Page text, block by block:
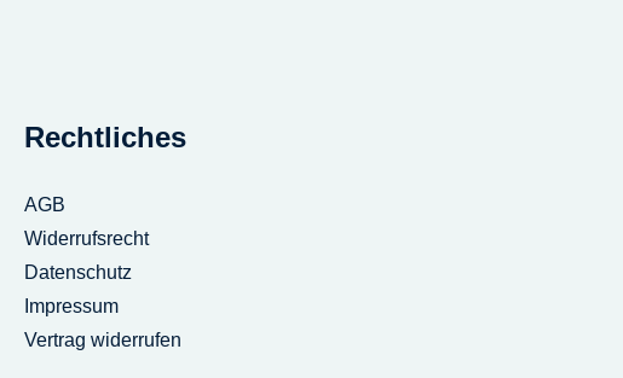
Rechtliches
AGB
Widerrufsrecht
Datenschutz
Impressum
Vertrag widerrufen